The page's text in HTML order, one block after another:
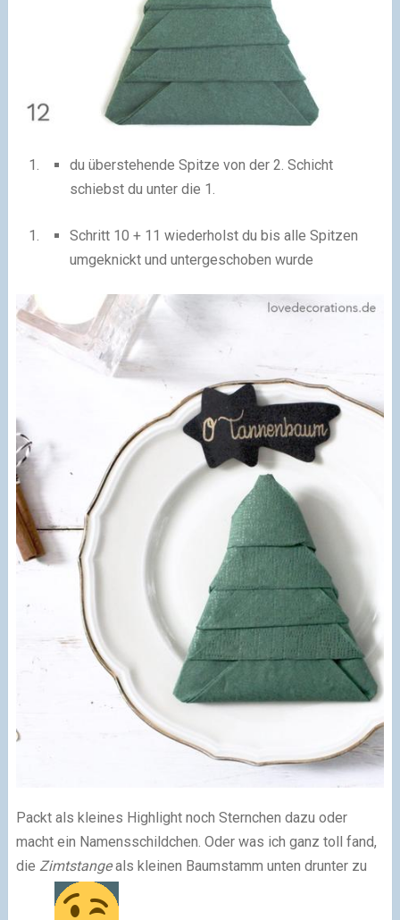
du überstehende Spitze von der 2. Schicht
schiebst du unter die 1.
Schritt 10 + 11 wiederholst du bis alle Spitzen
umgeknickt und untergeschoben wurde
Packt als kleines Highlight noch Sternchen dazu oder
macht ein Namensschildchen. Oder was ich ganz toll fand,
die Zimtstangeals kleinen Baumstamm unten drunter zu